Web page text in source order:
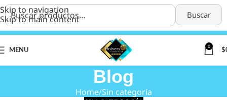
Buscar
Skip to navigation
Skip to main content
MENU
0
$
Blog
Home Sin categoría